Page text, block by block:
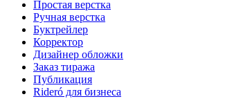
Простая верстка
Ручная верстка
Буктрейлер
Корректор
Дизайнер обложки
Заказ тиража
Публикация
Rideró для бизнеса